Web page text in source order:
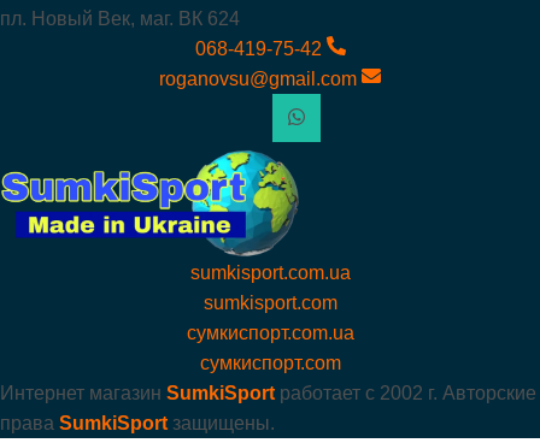
пл. Новый Век, маг. ВК 624
068-419-75-42
roganovsu@gmail.com
sumkisport.com.ua
sumkisport.com
сумкиспорт.com.ua
сумкиспорт.com
Интернет магазин SumkiSport работает с 2002 г. Авторские
права SumkiSport защищены.